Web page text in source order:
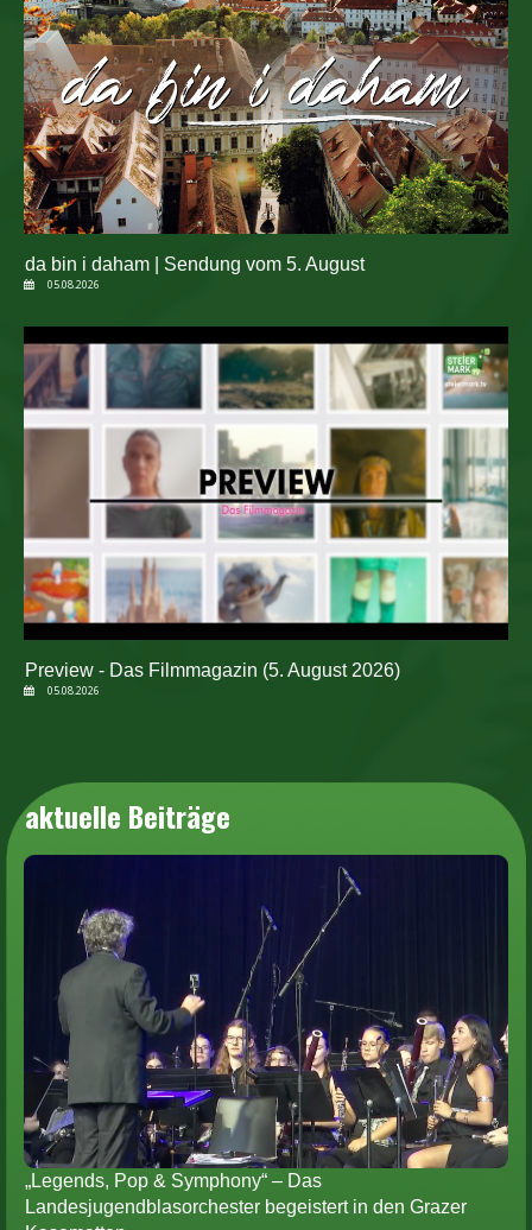
da bin i daham | Sendung vom 5. August
05.08.2026
Preview - Das Filmmagazin (5. August 2026)
05.08.2026
aktuelle Beiträge
„Legends, Pop & Symphony“ – Das
Landesjugendblasorchester begeistert in den Grazer